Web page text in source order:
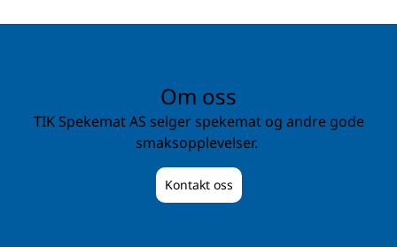
Om oss
TIK Spekemat AS selger spekemat og andre gode
smaksopplevelser.
Kontakt oss